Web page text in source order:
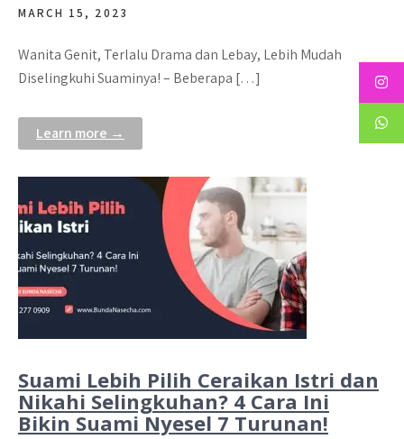
MARCH 15, 2023
Wanita Genit, Terlalu Drama dan Lebay, Lebih Mudah
Diselingkuhi Suaminya! – Beberapa […]
Learn more →
Suami Lebih Pilih Ceraikan Istri dan
Nikahi Selingkuhan? 4 Cara Ini
Bikin Suami Nyesel 7 Turunan!